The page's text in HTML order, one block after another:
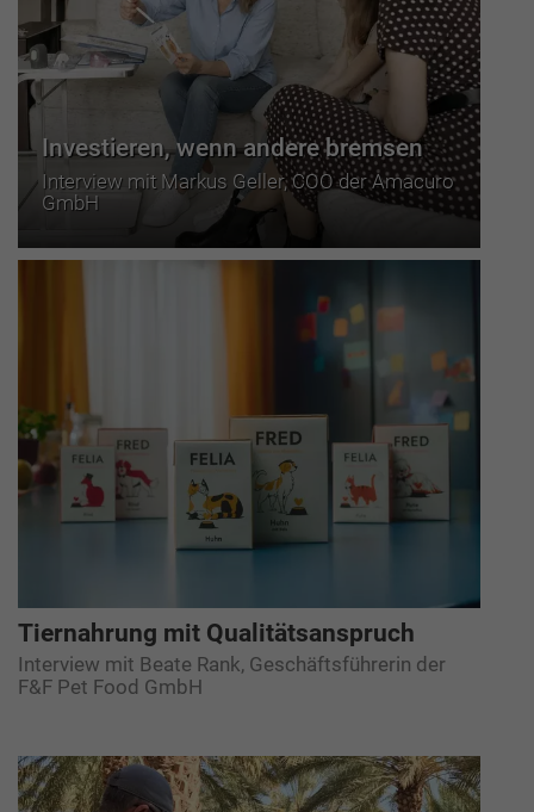
Investieren, wenn andere bremsen
Interview mit Markus Geller, COO der Amacuro
GmbH
Tiernahrung mit Qualitätsanspruch
Interview mit Beate Rank, Geschäftsführerin der
F&F Pet Food GmbH